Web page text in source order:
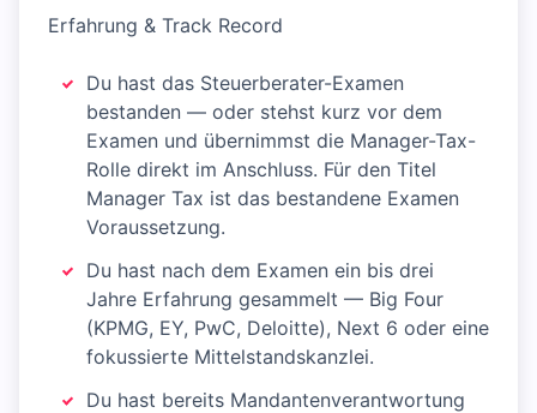
Erfahrung & Track Record
Du hast das Steuerberater-Examen
bestanden — oder stehst kurz vor dem
Examen und übernimmst die Manager-Tax-
Rolle direkt im Anschluss. Für den Titel
Manager Tax ist das bestandene Examen
Voraussetzung.
Du hast nach dem Examen ein bis drei
Jahre Erfahrung gesammelt — Big Four
(KPMG, EY, PwC, Deloitte), Next 6 oder eine
fokussierte Mittelstandskanzlei.
Du hast bereits Mandantenverantwortung